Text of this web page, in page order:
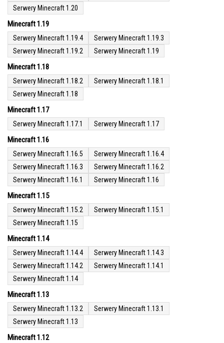
Serwery Minecraft 1.20
Minecraft 1.19
Serwery Minecraft 1.19.4
Serwery Minecraft 1.19.3
Serwery Minecraft 1.19.2
Serwery Minecraft 1.19
Minecraft 1.18
Serwery Minecraft 1.18.2
Serwery Minecraft 1.18.1
Serwery Minecraft 1.18
Minecraft 1.17
Serwery Minecraft 1.17.1 Serwery Minecraft 1.17
Minecraft 1.16
Serwery Minecraft 1.16.5
Serwery Minecraft 1.16.4
Serwery Minecraft 1.16.3
Serwery Minecraft 1.16.2
Serwery Minecraft 1.16.1
Serwery Minecraft 1.16
Minecraft 1.15
Serwery Minecraft 1.15.2
Serwery Minecraft 1.15.1
Serwery Minecraft 1.15
Minecraft 1.14
Serwery Minecraft 1.14.4
Serwery Minecraft 1.14.3
Serwery Minecraft 1.14.2
Serwery Minecraft 1.14.1
Serwery Minecraft 1.14
Minecraft 1.13
Serwery Minecraft 1.13.2
Serwery Minecraft 1.13.1
Serwery Minecraft 1.13
Minecraft 1.12